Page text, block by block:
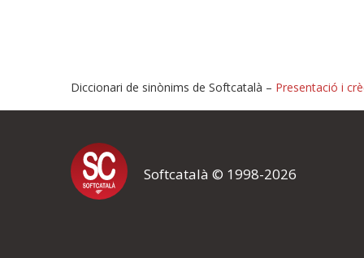
Proposeu-nos millores
Si heu trobat un error o voleu proposar alguna millora, ompliu els
proposeu o l'error del qual voleu informar-nos.
Diccionari de sinònims de Softcatalà – Presentació i
Softcatalà © 1998-2026